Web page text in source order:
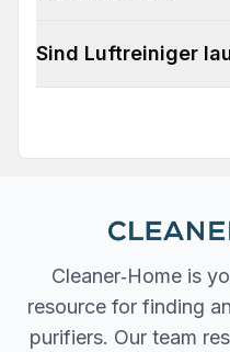
Sind Luftreiniger
Cleaner‐Home is
resource for finding
purifiers. Our team